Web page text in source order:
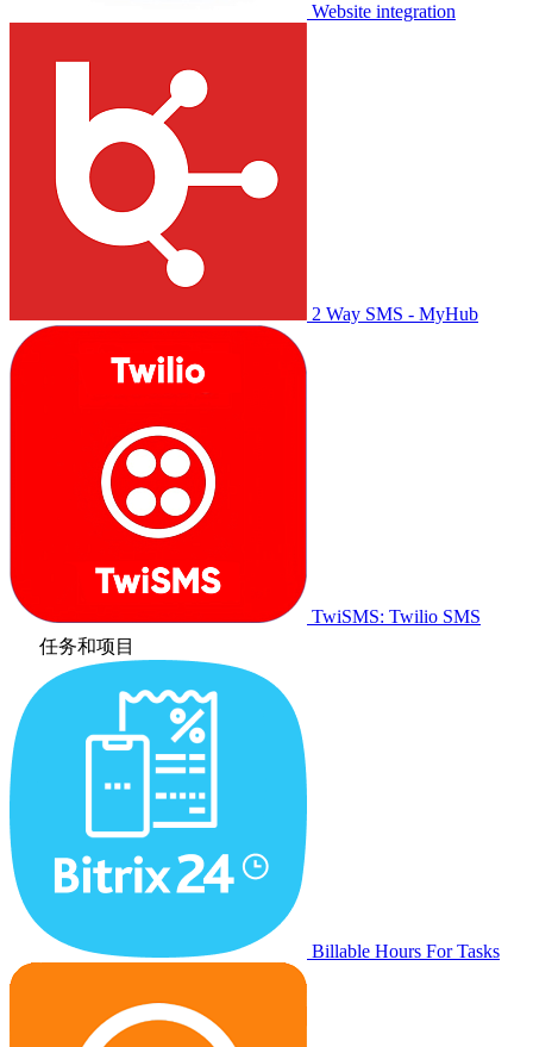
Website integration
2 Way SMS - MyHub
TwiSMS: Twilio SMS
任务和项目
Billable Hours For Tasks